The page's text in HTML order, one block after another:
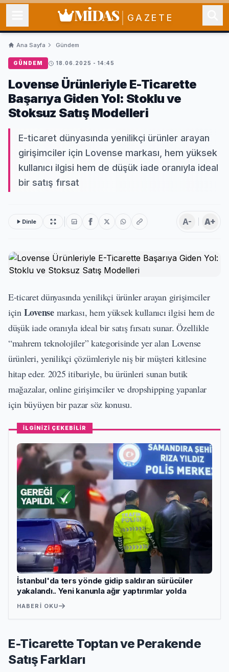
MİDAS GAZETE
Ana Sayfa Gündem
GÜNDEM 18.06.2025 - 14:45
Lovense Ürünleriyle E-Ticarette
Başarıya Giden Yol: Stoklu ve
Stoksuz Satış Modelleri
E-ticaret dünyasında yenilikçi ürünler arayan
girişimciler için Lovense markası, hem yüksek
kullanıcı ilgisi hem de düşük iade oranıyla ideal
bir satış fırsat
Dinle A- A+
E-ticaret dünyasında yenilikçi ürünler arayan girişimciler
için Lovensemarkası, hem yüksek kullanıcı ilgisi hem de
düşük iade oranıyla ideal bir satış fırsatı sunar. Özellikle
“mahrem teknolojiler” kategorisinde yer alan Lovense
ürünleri, yenilikçi çözümleriyle niş bir müşteri kitlesine
hitap eder. 2025 itibariyle, bu ürünleri sunan butik
mağazalar, online girişimciler ve dropshipping yapanlar
için büyüyen bir pazar söz konusu.
İLGİNİZİ ÇEKEBİLİR
İstanbul'da ters yönde gidip saldıran sürücüler
yakalandı.. Yeni kanunla ağır yaptırımlar yolda
HABERI OKU
E-Ticarette Toptan ve Perakende
Satış Farkları